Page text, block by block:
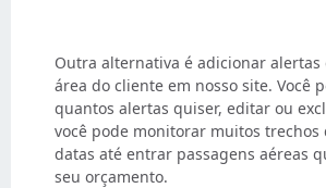
Outra alternativa é adicionar alertas
área do cliente em nosso site. Você
quantos alertas quiser, editar ou
você pode monitorar muitos trechos
datas até entrar passagens aéreas
seu orçamento.